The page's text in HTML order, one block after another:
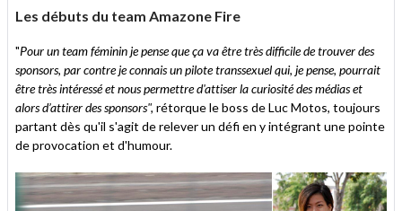
Les débuts du team Amazone Fire
"Pour un team féminin je pense que ça va être très difficile de trouver des
sponsors, par contre je connais un pilote transsexuel qui, je pense, pourrait
être très intéressé et nous permettre d'attiser la curiosité des médias et
alors d’attirer des sponsors", rétorque le boss de Luc Motos, toujours
partant dès qu'il s'agit de relever un défi en y intégrant une pointe
de provocation et d'humour.